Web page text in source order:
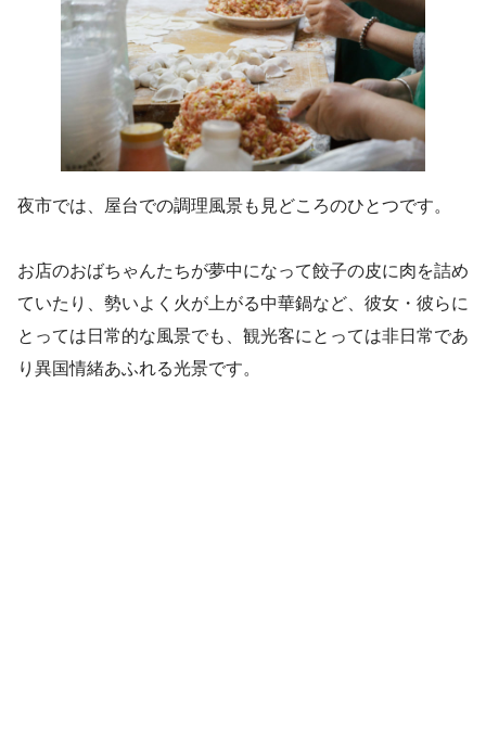
夜市では、屋台での調理風景も見どころのひとつです。
お店のおばちゃんたちが夢中になって餃子の皮に肉を詰め
ていたり、勢いよく火が上がる中華鍋など、彼女・彼らに
とっては日常的な風景でも、観光客にとっては非日常であ
り異国情緒あふれる光景です。